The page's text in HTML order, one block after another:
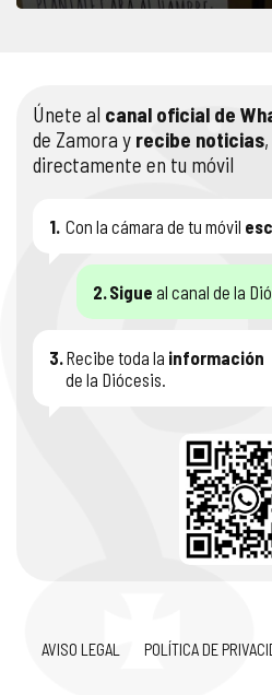
Únete al canal oficial de
de Zamora y recibe noticias
directamente en tu móvil
1. Con la cámara de tu móvil
2.Sigue al canal de la
3.Recibe toda la información
de la Diócesis.
AVISO LEGAL POLÍTICA DE